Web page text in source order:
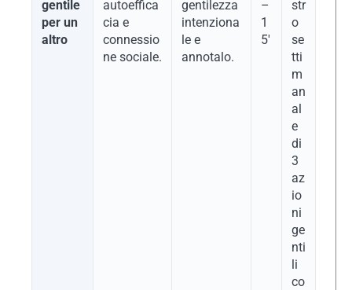
gentile
per un
altro
autoeffica
cia e
connessio
ne sociale.
gentilezza
intenziona
le e
annotalo.
–
1
5′
str
o
se
tti
m
an
al
e
di
3
az
io
ni
ge
nti
li
co